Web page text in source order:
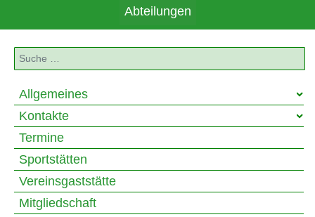
Abteilungen
Suchen
Allgemeines
Kontakte
Termine
Sportstätten
Vereinsgaststätte
Mitgliedschaft